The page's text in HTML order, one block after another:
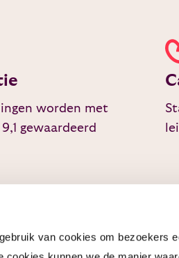
van cookies om bezoekers
worden met
gewaardeerd